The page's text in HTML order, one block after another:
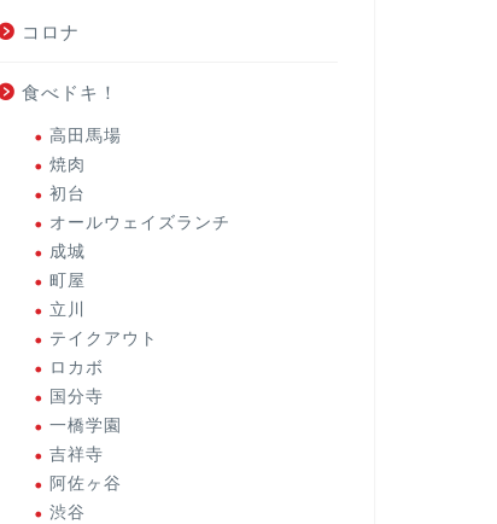
コロナ
食べドキ！
高田馬場
焼肉
初台
オールウェイズランチ
成城
町屋
立川
テイクアウト
ロカボ
国分寺
一橋学園
吉祥寺
阿佐ヶ谷
渋谷